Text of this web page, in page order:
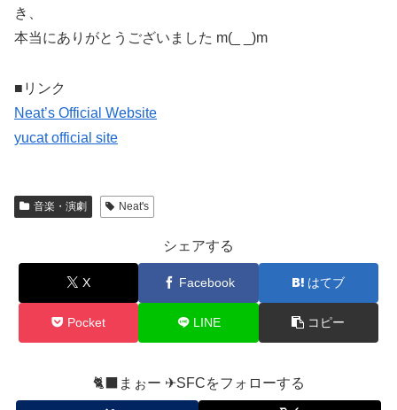
き、
本当にありがとうございました m(_ _)m
■リンク
Neat’s Official Website
yucat official site
音楽・演劇 Neat's
シェアする
X Facebook はてブ
Pocket LINE コピー
🐈‍⬛まぉー ✈︎SFCをフォローする